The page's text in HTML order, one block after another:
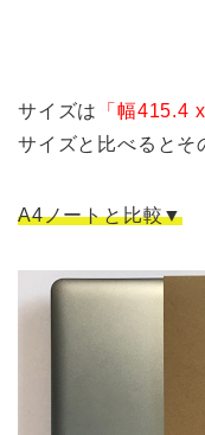
サイズは 「幅415.4
サイズと比べるとそ
A4ノートと比較▼